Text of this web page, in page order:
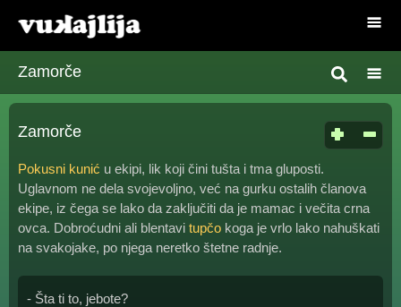
Zamorče
Zamorče
Pokusni kunić u ekipi, lik koji čini tušta i tma gluposti.
Uglavnom ne dela svojevoljno, već na gurku ostalih članova
ekipe, iz čega se lako da zaključiti da je mamac i večita crna
ovca. Dobroćudni ali blentavi tupčo koga je vrlo lako nahuškati
na svakojake, po njega neretko štetne radnje.
- Šta ti to, jebote?